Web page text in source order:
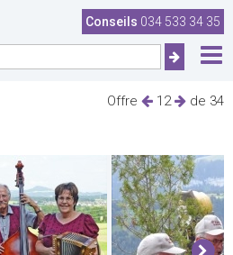
Conseils 034 533 34 35
Offre 12 de 34